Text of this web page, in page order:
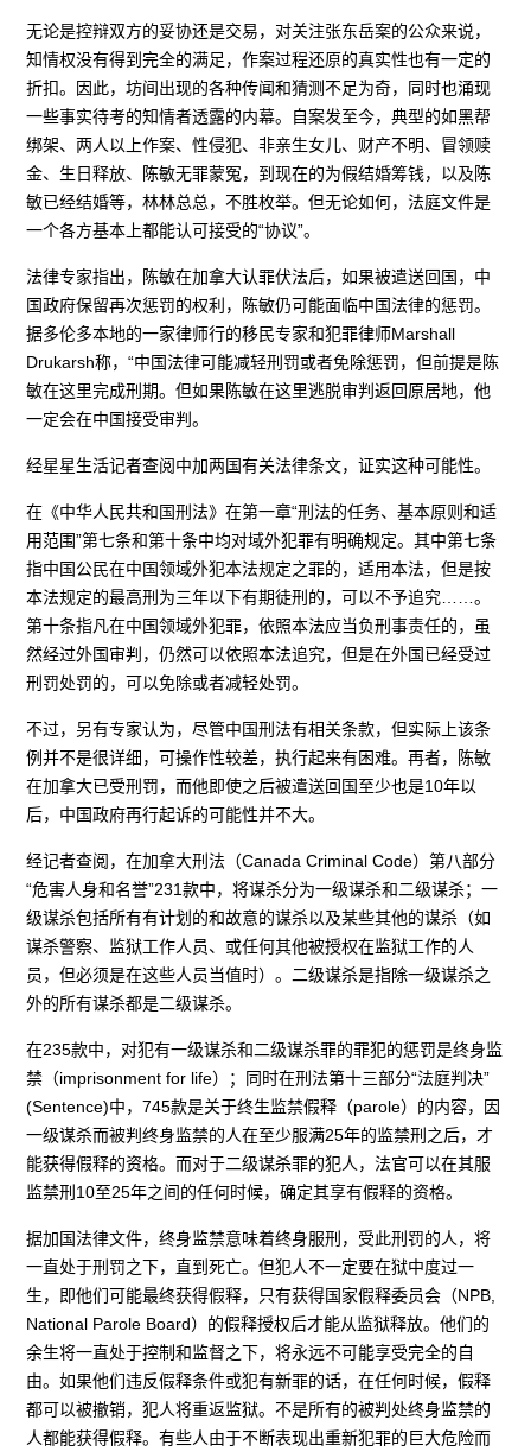
无论是控辩双方的妥协还是交易，对关注张东岳案的公众来说，
知情权没有得到完全的满足，作案过程还原的真实性也有一定的
折扣。因此，坊间出现的各种传闻和猜测不足为奇，同时也涌现
一些事实待考的知情者透露的内幕。自案发至今，典型的如黑帮
绑架、两人以上作案、性侵犯、非亲生女儿、财产不明、冒领赎
金、生日释放、陈敏无罪蒙冤，到现在的为假结婚筹钱，以及陈
敏已经结婚等，林林总总，不胜枚举。但无论如何，法庭文件是
一个各方基本上都能认可接受的“协议”。
法律专家指出，陈敏在加拿大认罪伏法后，如果被遣送回国，中
国政府保留再次惩罚的权利，陈敏仍可能面临中国法律的惩罚。
据多伦多本地的一家律师行的移民专家和犯罪律师Marshall
Drukarsh称，“中国法律可能减轻刑罚或者免除惩罚，但前提是陈
敏在这里完成刑期。但如果陈敏在这里逃脱审判返回原居地，他
一定会在中国接受审判。
经星星生活记者查阅中加两国有关法律条文，证实这种可能性。
在《中华人民共和国刑法》在第一章“刑法的任务、基本原则和适
用范围”第七条和第十条中均对域外犯罪有明确规定。其中第七条
指中国公民在中国领域外犯本法规定之罪的，适用本法，但是按
本法规定的最高刑为三年以下有期徒刑的，可以不予追究……。
第十条指凡在中国领域外犯罪，依照本法应当负刑事责任的，虽
然经过外国审判，仍然可以依照本法追究，但是在外国已经受过
刑罚处罚的，可以免除或者减轻处罚。
不过，另有专家认为，尽管中国刑法有相关条款，但实际上该条
例并不是很详细，可操作性较差，执行起来有困难。再者，陈敏
在加拿大已受刑罚，而他即使之后被遣送回国至少也是10年以
后，中国政府再行起诉的可能性并不大。
经记者查阅，在加拿大刑法（Canada Criminal Code）第八部分
“危害人身和名誉”231款中，将谋杀分为一级谋杀和二级谋杀；一
级谋杀包括所有有计划的和故意的谋杀以及某些其他的谋杀（如
谋杀警察、监狱工作人员、或任何其他被授权在监狱工作的人
员，但必须是在这些人员当值时）。二级谋杀是指除一级谋杀之
外的所有谋杀都是二级谋杀。
在235款中，对犯有一级谋杀和二级谋杀罪的罪犯的惩罚是终身监
禁（imprisonment for life）；同时在刑法第十三部分“法庭判决”
(Sentence)中，745款是关于终生监禁假释（parole）的内容，因
一级谋杀而被判终身监禁的人在至少服满25年的监禁刑之后，才
能获得假释的资格。而对于二级谋杀罪的犯人，法官可以在其服
监禁刑10至25年之间的任何时候，确定其享有假释的资格。
据加国法律文件，终身监禁意味着终身服刑，受此刑罚的人，将
一直处于刑罚之下，直到死亡。但犯人不一定要在狱中度过一
生，即他们可能最终获得假释，只有获得国家假释委员会（NPB,
National Parole Board）的假释授权后才能从监狱释放。他们的
余生将一直处于控制和监督之下，将永远不可能享受完全的自
由。如果他们违反假释条件或犯有新罪的话，在任何时候，假释
都可以被撤销，犯人将重返监狱。不是所有的被判处终身监禁的
人都能获得假释。有些人由于不断表现出重新犯罪的巨大危险而